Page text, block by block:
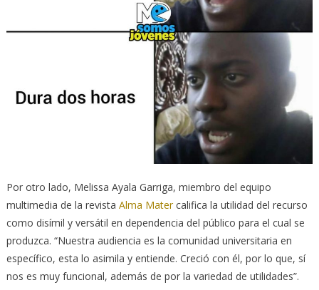
Por otro lado, Melissa Ayala Garriga, miembro del equipo
multimedia de la revista Alma Matercalifica la utilidad del recurso
como disímil y versátil en dependencia del público para el cual se
produzca. “Nuestra audiencia es la comunidad universitaria en
específico, esta lo asimila y entiende. Creció con él, por lo que, sí
nos es muy funcional, además de por la variedad de utilidades”.